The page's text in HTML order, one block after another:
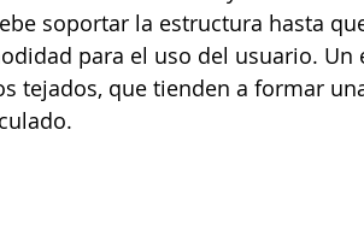
soportar la estructura hasta
para el uso del usuario. Un
tejados, que tienden a formar